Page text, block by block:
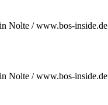
Nolte / www.bos-inside.de
Nolte / www.bos-inside.de